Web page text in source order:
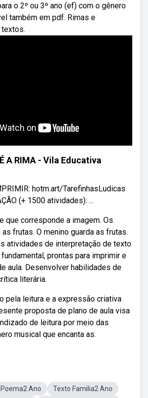
o 2º ou 3º ano (ef) com o gênero
também em pdf. Rimas e
A RIMA - Vila Educativa
hotm.art/TarefinhasLudicas
(+ 1500 atividades): ...
que corresponde a imagem. Os
frutas. O menino guarda as frutas.
atividades de interpretação de texto
prontas para imprimir e
aula. Desenvolver habilidades de
literária.
pela leitura e a expressão criativa
proposta de plano de aula visa
de leitura por meio das
musical que encanta as.
Poema2 Ano
Texto Familia2 Ano